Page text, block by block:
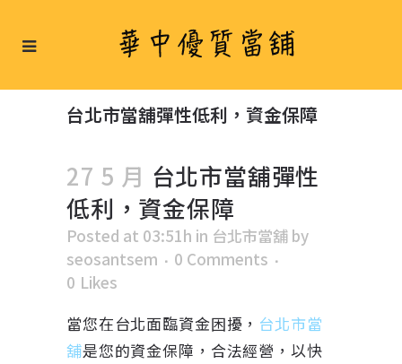
台北市當舖彈性低利，資金保障
27 5 月 台北市當舖彈性
低利，資金保障
Posted at 03:51h in 台北市當舖 by
seosantsem
0 Comments
0 Likes
當您在台北面臨資金困擾， 台北市當
舖是您的資金保障，合法經營，以快